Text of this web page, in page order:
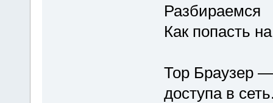
Разбираемся
Как попасть
Тор Браузер —
доступа в